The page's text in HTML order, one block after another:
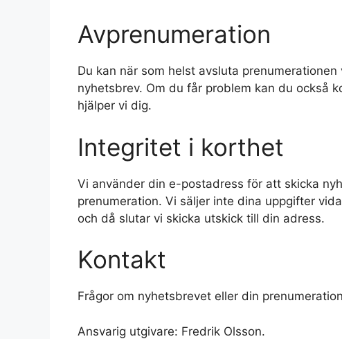
Avprenumeration
Du kan när som helst avsluta
nyhetsbrev. Om du får problem kan du också
hjälper vi dig.
Integritet i korthet
Vi använder din e-postadress för att skicka
prenumeration. Vi säljer inte dina uppgifter
och då slutar vi skicka utskick till din adress.
Kontakt
Frågor om nyhetsbrevet eller din
Ansvarig utgivare: Fredrik Olsson.